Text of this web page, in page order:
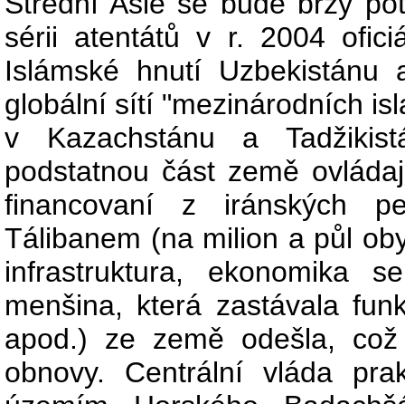
sérii atentátů v r. 2004
Islámské hnutí
globální sítí "mezinárodních
v Kazachstánu a
podstatnou část země
financovaní z iránských
Tálibanem (na milion a půl
infrastruktura, ekonomika
menšina, která zastávala
apod.) ze země odešla,
obnovy. Centrální vláda